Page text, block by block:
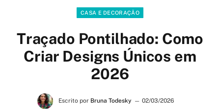
CASA E DECORAÇÃO
Traçado Pontilhado: Como
Criar Designs Únicos em
2026
Escrito por Bruna Todesky
02/03/2026